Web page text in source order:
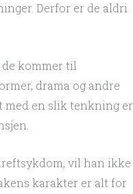
Derfor er de aldri
kommer til
drama og andre
med en slik tenkning er
vil han ikke
karakter er alt for